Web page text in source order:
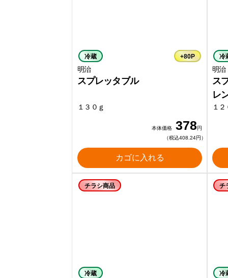
冷蔵 +80P
明治
スプレッタブル
１３０ｇ
本体価格 378円
（税込408.24円）
カゴに入れる
冷
明治
ス
レ
１２
チラシ商品
冷蔵
チ
冷